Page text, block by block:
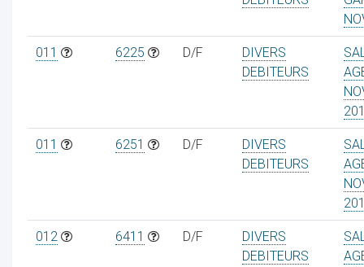
011 6225 D/F
DIVERS
DEBITEURS
011 6251 D/F
DIVERS
DEBITEURS
012 6411 D/F
DIVERS
DEBITEURS